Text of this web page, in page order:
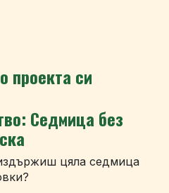
проекта си
Седмица без
цяла седмица